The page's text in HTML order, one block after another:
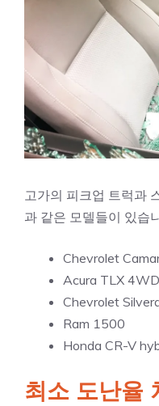
고가의 피크업 트럭과
과 같은 모델들이 있습
Chevrolet
Acura TLX 4WD
Chevrolet
Ram 1500
Honda CR-V
최소 도난율